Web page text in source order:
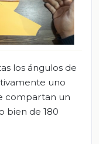
los ángulos de
uno
compartan un
bien de 180